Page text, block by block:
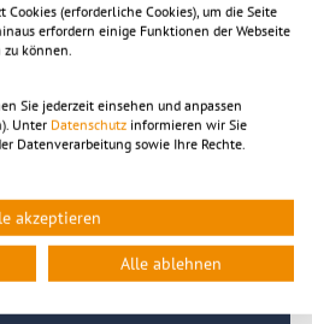
© Draussenzeit / Seidel Studios
(erforderliche Cookies), um die Seite
erfordern einige Funktionen der Webseite
zu können.
Sie jederzeit einsehen und anpassen
Unter Datenschutz informieren wir Sie
Datenverarbeitung sowie Ihre Rechte.
akzeptieren
Alle ablehnen